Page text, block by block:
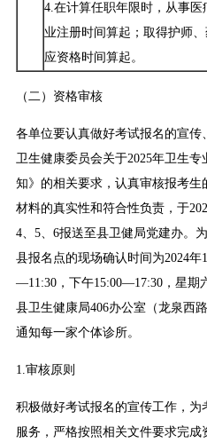
4.在计算任职年限时，从事
业注册时间算起；取得护师
应资格时间算起。
（二）资格审核
各单位要认真做好考试报名的宣
卫生健康委员会关于2025年卫生
知》的相关要求，认真审核报考
材料的真实性和符合性负责，于
4、5、6报送至县卫健局党建办。
县报名点的现场确认时间为2024年
—11:30，下午15:00—17:30，星期
县卫生健康局406办公室（龙泉西
通知每一家个体诊所。
1.审核原则
积极做好考试报名的宣传工作，
服务，严格按照相关文件要求完